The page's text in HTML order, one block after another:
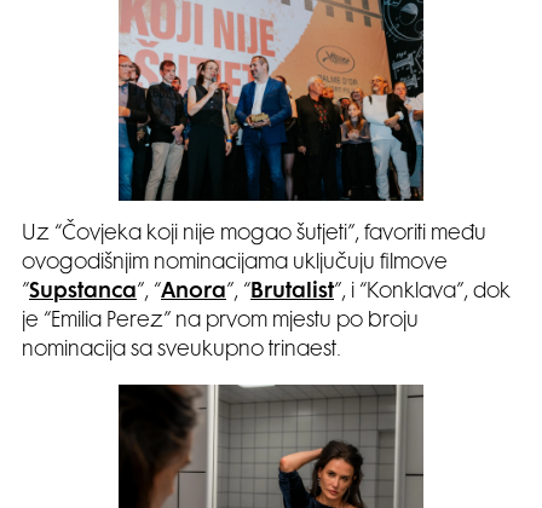
Uz “Čovjeka koji nije mogao šutjeti”, favoriti među
ovogodišnjim nominacijama uključuju filmove
”Supstanca”, “Anora”, “Brutalist”, i “Konklava”, dok
je “Emilia Perez” na prvom mjestu po broju
nominacija sa sveukupno trinaest.